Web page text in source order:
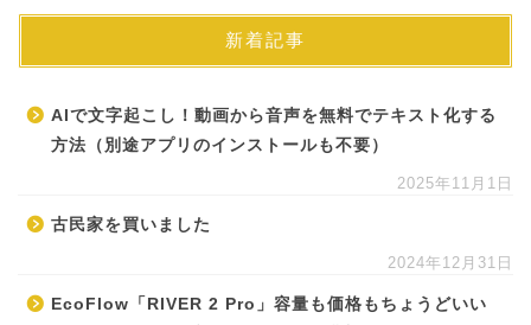
新着記事
AIで文字起こし！動画から音声を無料でテキスト化する
方法（別途アプリのインストールも不要）
2025年11月1日
古民家を買いました
2024年12月31日
EcoFlow「RIVER 2 Pro」容量も価格もちょうどいい